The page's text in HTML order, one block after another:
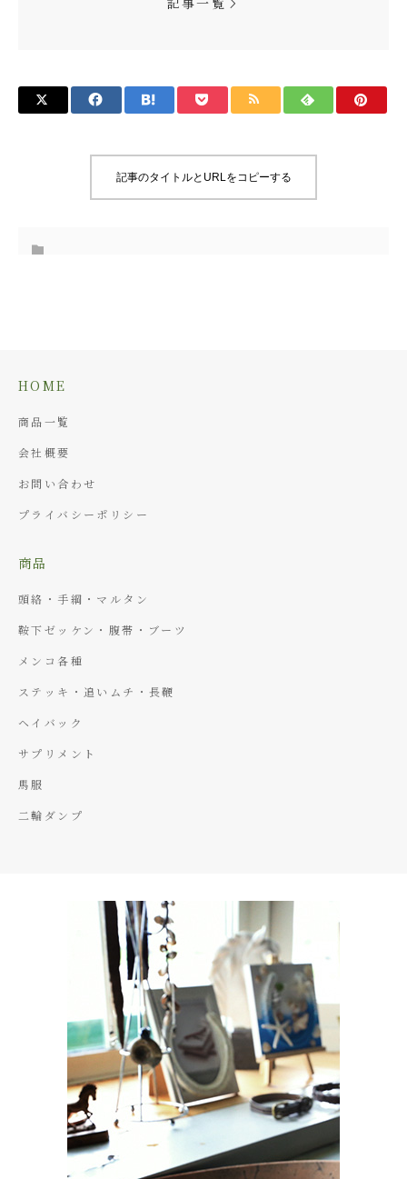
記事のタイトルとURLをコピーする
HOME
商品一覧
会社概要
お問い合わせ
プライバシーポリシー
商品
頭絡・手綱・マルタン
鞍下ゼッケン・腹帯・ブーツ
メンコ各種
ステッキ・追いムチ・長鞭
ヘイバック
サプリメント
馬服
二輪ダンプ